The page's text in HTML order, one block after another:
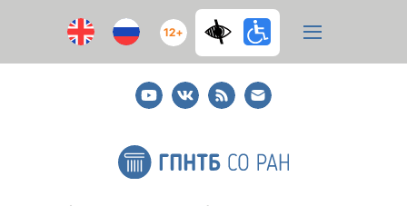
12+
YoutubeВКонтакте
RSS
E-
mail
подписка